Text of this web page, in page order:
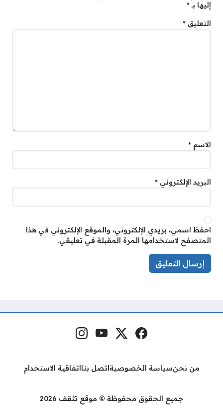
إليها بـ*
التعليق *
الاسم *
البريد الإلكتروني *
احفظ اسمي، بريدي الإلكتروني، والموقع الإلكتروني في هذا
المتصفح لاستخدامها المرة المقبلة في تعليقي.
مواقع التواصل فيسبوكمنصة إكس
يوتيوبإنستغرام
من نحنسياسة الخصوصيةاتصل بنااتفاقية الاستخدام
جميع الحقوق محفوظة © موقع تثقف 2026